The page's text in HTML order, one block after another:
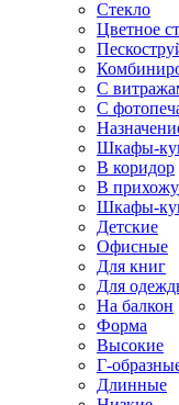
Стекло
Цветное
С
С
Шкафы-
В коридор
В
Шкафы-
Детские
Офисные
Для книг
Для
На балкон
Форма
Высокие
Г-
Длинные